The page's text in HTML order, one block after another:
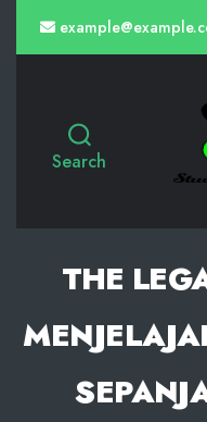
Search
THE